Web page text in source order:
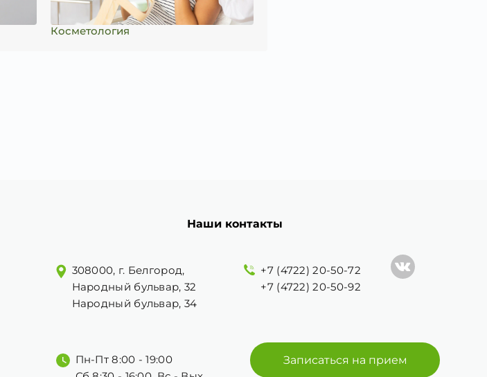
Косметология
Наши контакты
308000, г. Белгород,
Народный бульвар, 32
Народный бульвар, 34
Пн-Пт 8:00 - 19:00
+7 (4722) 20-50-72
+7 (4722) 20-50-92
Записаться на прием